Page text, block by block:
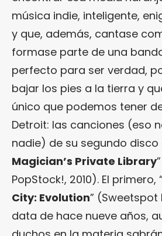
música indie, inteligente,
y que, además, cantase
formase parte de una
perfecto para ser verdad,
bajar los pies a la tierra y
único que podemos tener
Detroit: las canciones (eso
nadie) de su segundo disco
Magician’s Private Library
PopStock!, 2010). El primero, “
City: Evolution” (Sweetspot
data de hace nueve años,